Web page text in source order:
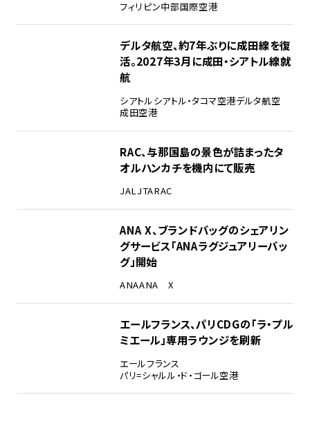
フィリピン中部国際空港
デルタ航空、約7年ぶりに成田線を復
活。2027年3月に成田・シアトル線就
航
シアトルシアトル・タコマ空港デルタ航空
成田空港
RAC、与那国島の景色が詰まったタ
オルハンカチを機内にて販売
JALJTARAC
ANA X、ブランドバッグのシェアリン
グサービス「ANAラグジュアリーバッ
グ」開始
ANAANA X
エールフランス、パリCDGの「ラ・プル
ミエール」専用ラウンジを刷新
エールフランス
パリ=シャルル・ド・ゴール空港